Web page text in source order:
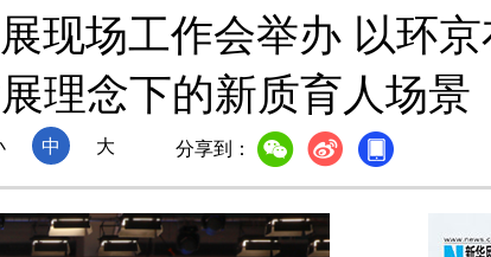
现场工作会举办 以环
理念下的新质育人场景
中 大 分享到：